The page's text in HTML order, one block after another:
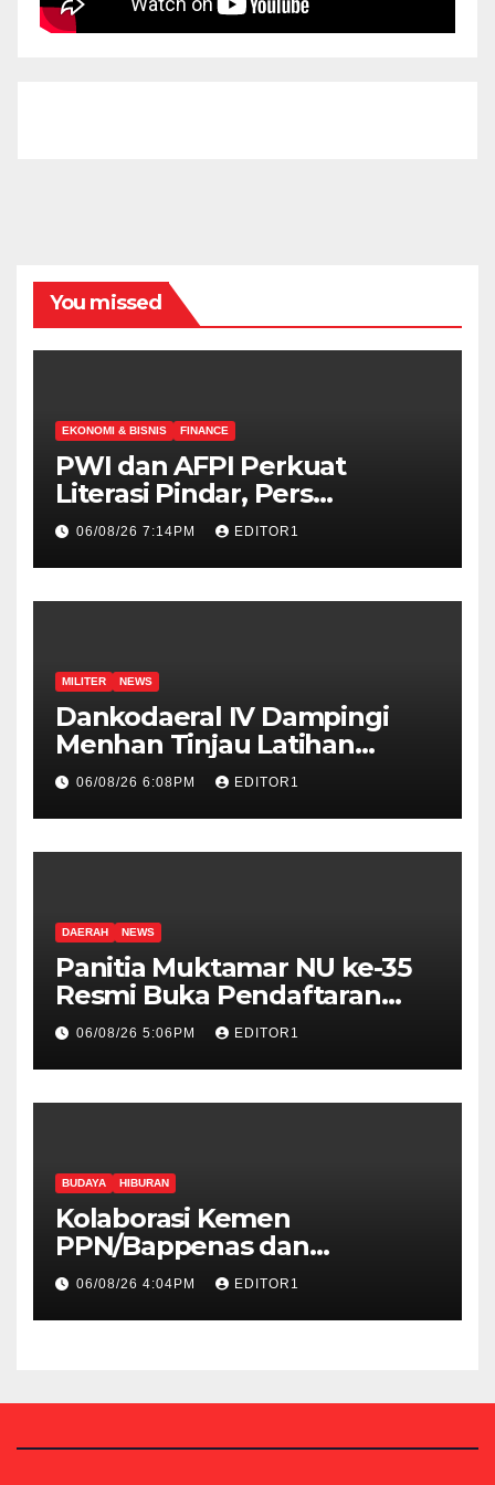
You missed
EKONOMI & BISNIS FINANCE
PWI dan AFPI Perkuat
Literasi Pindar, Pers
Didorong Jadi Garda
Terdepan Edukasi Publik
Lawan Pinjol Ilegal
06/08/26 7:14PM EDITOR1
MILITER NEWS
Dankodaeral IV Dampingi
Menhan Tinjau Latihan
Operasi TNI Terintegrasi 2026
06/08/26 6:08PM EDITOR1
DAERAH NEWS
Panitia Muktamar NU ke-35
Resmi Buka Pendaftaran
Peserta Bazar, Expo dan
UMKM
06/08/26 5:06PM EDITOR1
BUDAYA HIBURAN
Kolaborasi Kemen
PPN/Bappenas dan
Kemenbud Bakal Menggelar
Talen Fest 2026
06/08/26 4:04PM EDITOR1